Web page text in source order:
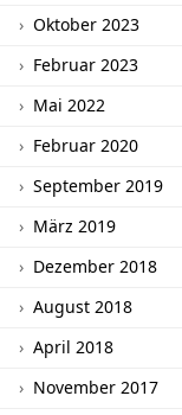
Oktober 2023
Februar 2023
Mai 2022
Februar 2020
September 2019
März 2019
Dezember 2018
August 2018
April 2018
November 2017